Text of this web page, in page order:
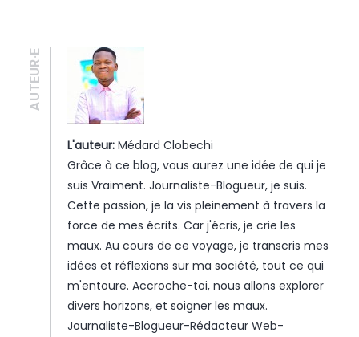
AUTEUR·E
L'auteur: Médard Clobechi
Grâce à ce blog, vous aurez une idée de qui je
suis Vraiment. Journaliste-Blogueur, je suis.
Cette passion, je la vis pleinement à travers la
force de mes écrits. Car j'écris, je crie les
maux. Au cours de ce voyage, je transcris mes
idées et réflexions sur ma société, tout ce qui
m'entoure. Accroche-toi, nous allons explorer
divers horizons, et soigner les maux.
Journaliste-Blogueur-Rédacteur Web-